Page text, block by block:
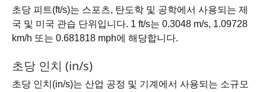
초당 피트(ft/s)는 스포츠, 탄도학 및 공학에서 사용되는 제
국 및 미국 관습 단위입니다. 1 ft/s는 0.3048 m/s, 1.09728
km/h 또는 0.681818 mph에 해당합니다.
초당 인치 (in/s)
초당 인치(in/s)는 산업 공정 및 기계에서 사용되는 소규모